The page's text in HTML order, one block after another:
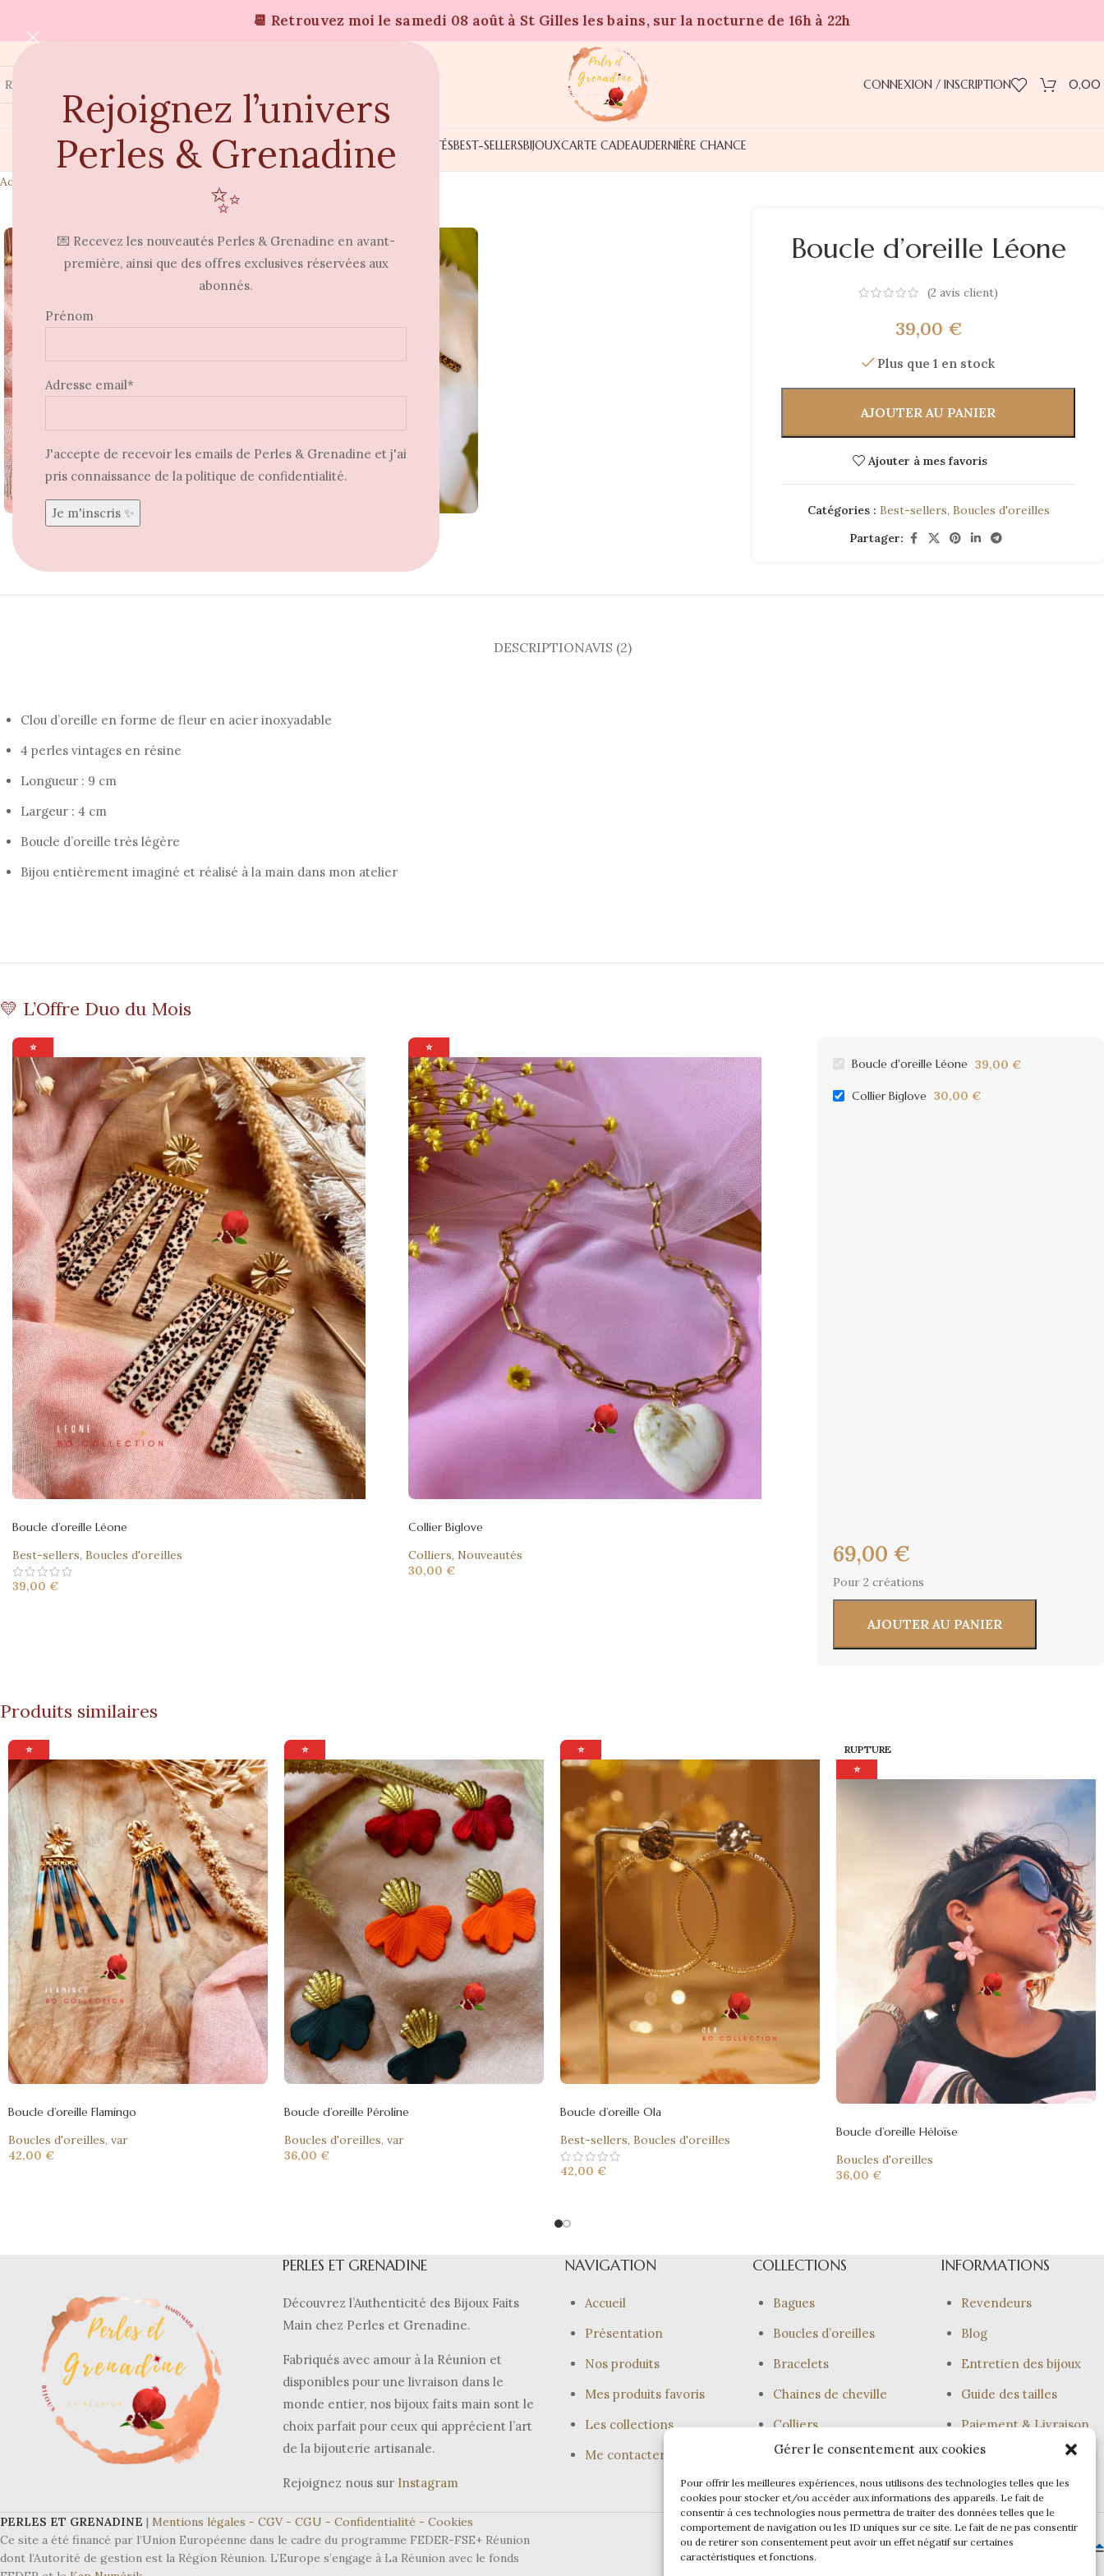
Rejoignez l’univers
Perles & Grenadine
✨
💌 Recevez les nouveautés Perles & Grenadine en avant-
première, ainsi que des offres exclusives réservées aux
abonnés.
Prénom
Adresse email*
J'accepte de recevoir les emails de Perles & Grenadine et j'ai
pris connaissance de la politique de confidentialité.
Gérer le consentement aux cookies
Pour offrir les meilleures expériences, nous utilisons des technologies telles que les
cookies pour stocker et/ou accéder aux informations des appareils. Le fait de
consentir à ces technologies nous permettra de traiter des données telles que le
comportement de navigation ou les ID uniques sur ce site. Le fait de ne pas consentir
ou de retirer son consentement peut avoir un effet négatif sur certaines
caractéristiques et fonctions.
📆 Retrouvez moi le samedi 08 août à St Gilles les bains, sur la nocturne de 16h à 22h
CONNEXION / INSCRIPTION 0,00
NOUVEAUTÉSBEST-SELLERSBIJOUXCARTE CADEAUDERNIÈRE CHANCE
Accueil
Agrandir
Boucle d’oreille Léone
(2 avis client)
39,00 €
Plus que 1 en stock
AJOUTER AU PANIER
Ajouter à mes favoris
Catégories : Best-sellers, Boucles d'oreilles
Partager:
DESCRIPTIONAVIS (2)
Clou d’oreille en forme de fleur en acier inoxyadable
4 perles vintages en résine
Longueur : 9 cm
Largeur : 4 cm
Boucle d’oreille très légère
Bijou entièrement imaginé et réalisé à la main dans mon atelier
💛 L’Offre Duo du Mois
⭐
Boucle d’oreille Léone
Best-sellers, Boucles d'oreilles
39,00 €
⭐
Collier Biglove
Colliers, Nouveautés
30,00 €
Boucle d'oreille Léone 39,00 €
Collier Biglove 30,00 €
69,00 €
Pour 2 créations
AJOUTER AU PANIER
Produits similaires
⭐
Boucle d’oreille Flamingo
Boucles d'oreilles, var
42,00 €
⭐
Boucle d’oreille Péroline
Boucles d'oreilles, var
36,00 €
⭐
Boucle d’oreille Ola
Best-sellers, Boucles d'oreilles
42,00 €
RUPTURE
⭐
Boucle d’oreille Héloïse
Boucles d'oreilles
36,00 €
PERLES ET GRENADINE
Découvrez l’Authenticité des Bijoux Faits
Main chez Perles et Grenadine.
Fabriqués avec amour à la Réunion et
disponibles pour une livraison dans le
monde entier, nos bijoux faits main sont le
choix parfait pour ceux qui apprécient l’art
de la bijouterie artisanale.
Rejoignez nous sur Instagram
NAVIGATION
Accueil
Présentation
Nos produits
Mes produits favoris
Les collections
Me contacter
COLLECTIONS
Bagues
Boucles d’oreilles
Bracelets
Chaines de cheville
Colliers
Joncs
INFORMATIONS
Revendeurs
Blog
Entretien des bijoux
Guide des tailles
Paiement & Livraison
PERLES ET GRENADINE | Mentions légales - CGV - CGU - Confidentialité - Cookies
Ce site a été financé par l’Union Européenne dans le cadre du programme FEDER-FSE+ Réunion
dont l’Autorité de gestion est la Région Réunion. L’Europe s’engage à La Réunion avec le fonds